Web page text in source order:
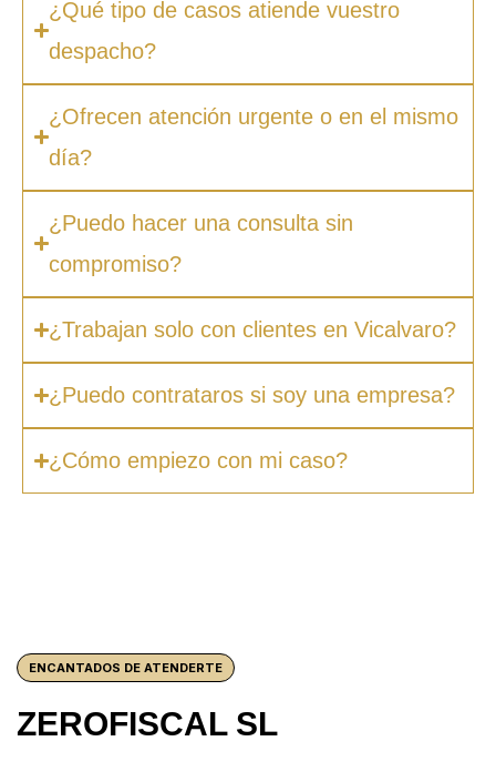
¿Qué tipo de casos atiende vuestro
despacho?
¿Ofrecen atención urgente o en el mismo
día?
¿Puedo hacer una consulta sin
compromiso?
¿Trabajan solo con clientes en Vicalvaro?
¿Puedo contrataros si soy una empresa?
¿Cómo empiezo con mi caso?
ENCANTADOS DE ATENDERTE
ZEROFISCAL SL